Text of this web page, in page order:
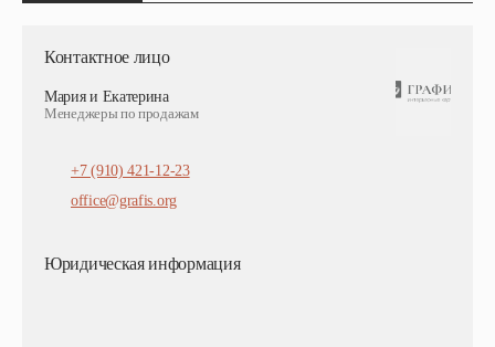
Контактное лицо
Мария и Екатерина
Менеджеры по продажам
+7 (910) 421-12-23
office@grafis.org
Юридическая информация